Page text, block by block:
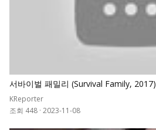
서바이벌 패밀리 (Survival Family, 2017)
KReporter
조회 448 · 2023-11-08